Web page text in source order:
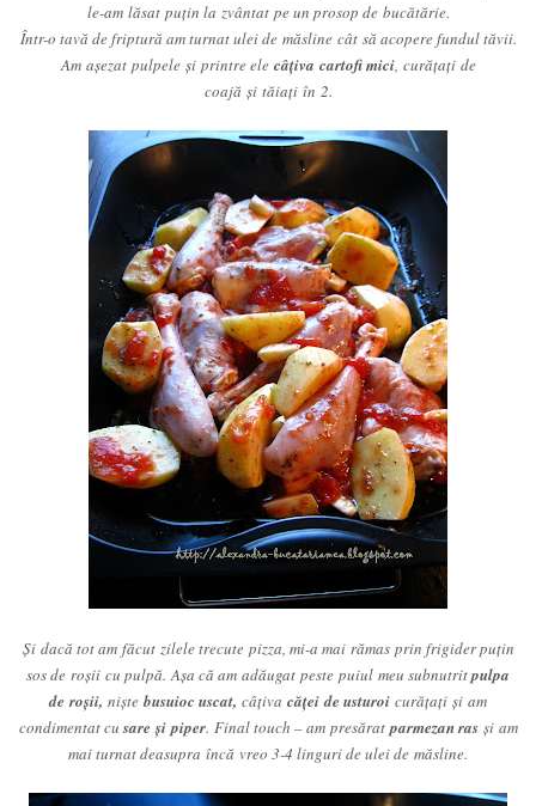
le-am lăsat puţin la zvântat pe un prosop de bucătărie.
Într-o tavă de friptură am turnat ulei de măsline cât să acopere fundul tăvii.
Am aşezat pulpele şi printre ele câţiva cartofi mici, curăţaţi de
coajă şi tăiaţi în 2.
Şi dacă tot am făcut zilele trecute pizza, mi-a mai rămas prin frigider puţin
sos de roşii cu pulpă.Aşa că am adăugat peste puiul meu subnutritpulpa
de roşii, nişte busuioc uscat, câţiva căţei de usturoi curăţaţi şi am
condimentat cusare şi piper. Final touch – am presăratparmezan rasşi am
mai turnat deasupra încă vreo 3-4 linguri de ulei de măsline.